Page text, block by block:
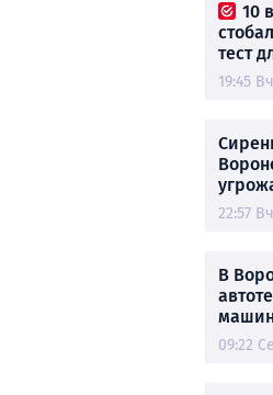
10
тест
19:45
22:57
В
09:22